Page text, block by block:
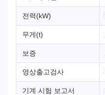
전력(kW)
무게(t)
보증
영상출고검사
기계 시험 보고서